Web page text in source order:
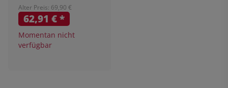
Alter Preis: 69,90 €
62,91 €*
Momentan nicht
verfügbar